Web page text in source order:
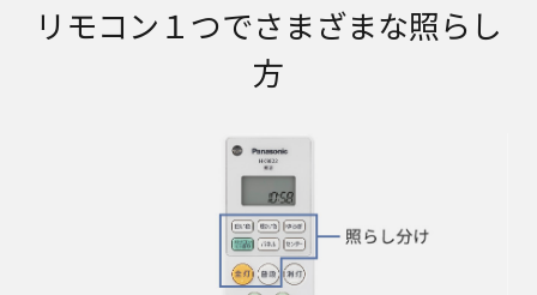
リモコン１つでさまざまな照らし
方